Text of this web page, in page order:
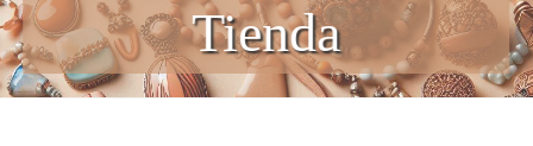
Tienda